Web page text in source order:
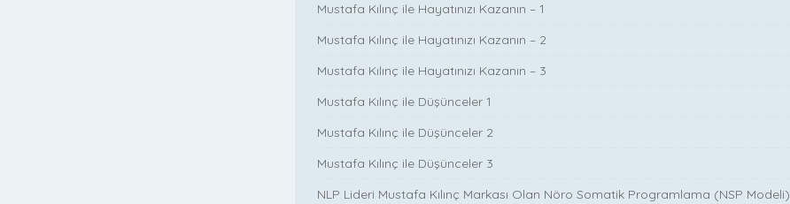
Mustafa Kılınç ile Hayatınızı Kazanın – 1
Mustafa Kılınç ile Hayatınızı Kazanın – 2
Mustafa Kılınç ile Hayatınızı Kazanın – 3
Mustafa Kılınç ile Düşünceler 1
Mustafa Kılınç ile Düşünceler 2
Mustafa Kılınç ile Düşünceler 3
NLP Lideri Mustafa Kılınç Markası Olan Nöro Somatik Programlama (NSP Modeli)